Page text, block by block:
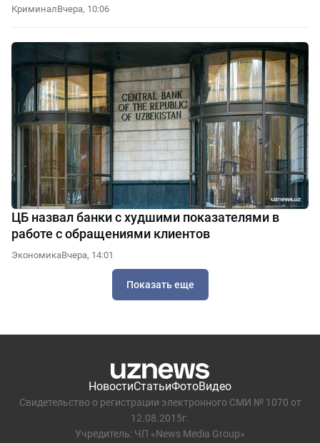
КриминалВчера, 10:06
ЦБ назвал банки с худшими показателями в
работе с обращениями клиентов
ЭкономикаВчера, 14:01
Показать еще
НовостиСтатьиФотоВидео
Свидетельство о регистрации электронного СМИ № 1070 от
12.08.2015г.
Учредитель: ЧП «News Media Group»